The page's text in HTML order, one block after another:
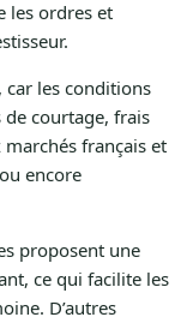
les ordres et
car les conditions
courtage, frais
marchés français et
encore
proposent une
ce qui facilite les
D’autres